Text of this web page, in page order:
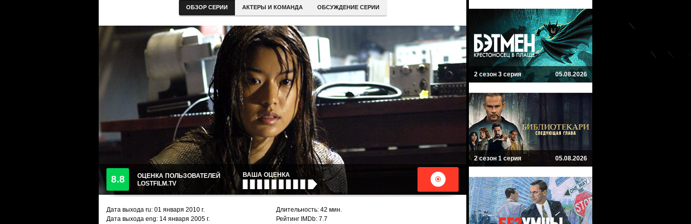
ОБЗОР СЕРИИ АКТЕРЫ И КОМАНДА ОБСУЖДЕНИЕ СЕРИИ
8.8
ОЦЕНКА ПОЛЬЗОВАТЕЛЕЙ
LOSTFILM.TV
ВАША ОЦЕНКА
Дата выхода ru: 01 января 2010 г.
Дата выхода eng: 14 января 2005 г.
Длительность: 42 мин.
Рейтинг IMDb: 7.7
2 сезон 3 серия 05.08.2026
2 сезон 1 серия 05.08.2026